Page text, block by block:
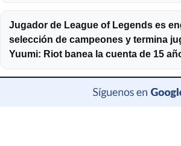
Jugador de League of Legends es
selección de campeones y termina
Yuumi: Riot banea la cuenta de 15